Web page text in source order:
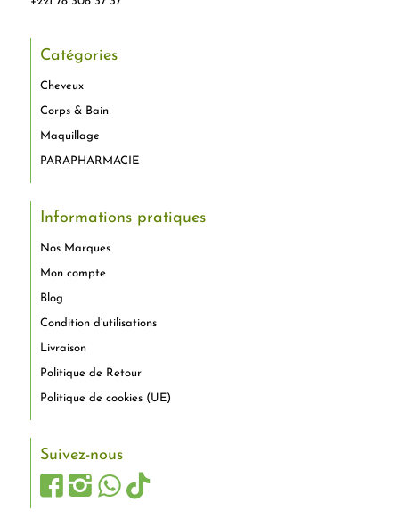
Catégories
Cheveux
Corps & Bain
Maquillage
PARAPHARMACIE
Informations pratiques
Nos Marques
Mon compte
Blog
Condition d’utilisations
Livraison
Politique de Retour
Politique de cookies (UE)
Suivez-nous